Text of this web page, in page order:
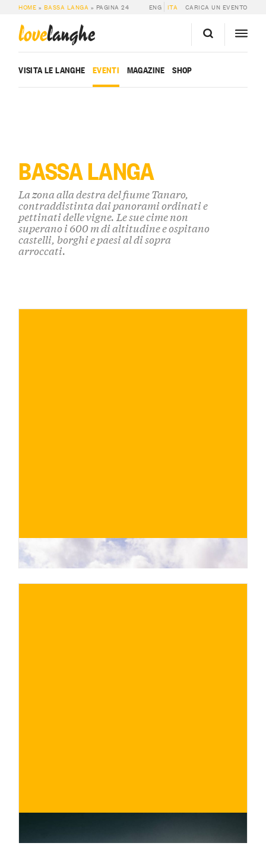
HOME » BASSA LANGA » PAGINA 24 ENG ITA CARICA UN EVENTO
lovelanghe
VISITA LE LANGHE EVENTI MAGAZINE SHOP
BASSA LANGA
La zona alla destra del fiume Tanaro,
contraddistinta dai panorami ordinati e
pettinati delle vigne. Le sue cime non
superano i 600 m di altitudine e ospitano
castelli, borghi e paesi al di sopra
arroccati.